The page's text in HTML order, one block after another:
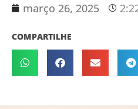
março 26, 2025
COMPARTILHE